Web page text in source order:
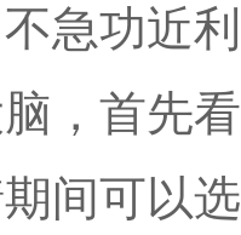
急功近
，首先
间可以